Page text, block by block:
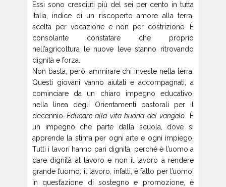
Essi sono cresciuti più del sei per cento in tutta
Italia, indice di un riscoperto amore alla terra,
scelta per vocazione e non per costrizione. È
consolante constatare che proprio
nell’agricoltura le nuove leve stanno ritrovando
dignità e forza.
Non basta, però, ammirare chi investe nella terra.
Questi giovani vanno aiutati e accompagnati, a
cominciare da un chiaro impegno educativo,
nella linea degli Orientamenti pastorali per il
decennio Educare alla vita buona del vangelo . È
un impegno che parte dalla scuola, dove si
apprende la stima per ogni arte e ogni impiego.
Tutti i lavori hanno pari dignità, perché è l’uomo a
dare dignità al lavoro e non il lavoro a rendere
grande l’uomo: il lavoro, infatti, è fatto per l’uomo!
In quest’azione di sostegno e promozione, è